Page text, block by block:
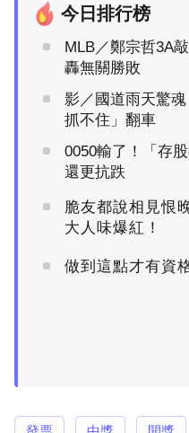
今日排行榜
MLB／鄭宗哲3A
轟無關勝敗
影／國道雨天驚
抓不住」翻車
0050輸了！「存
還更抗跌
脆友都說相見恨
大人味爆紅！
做到這點才有資